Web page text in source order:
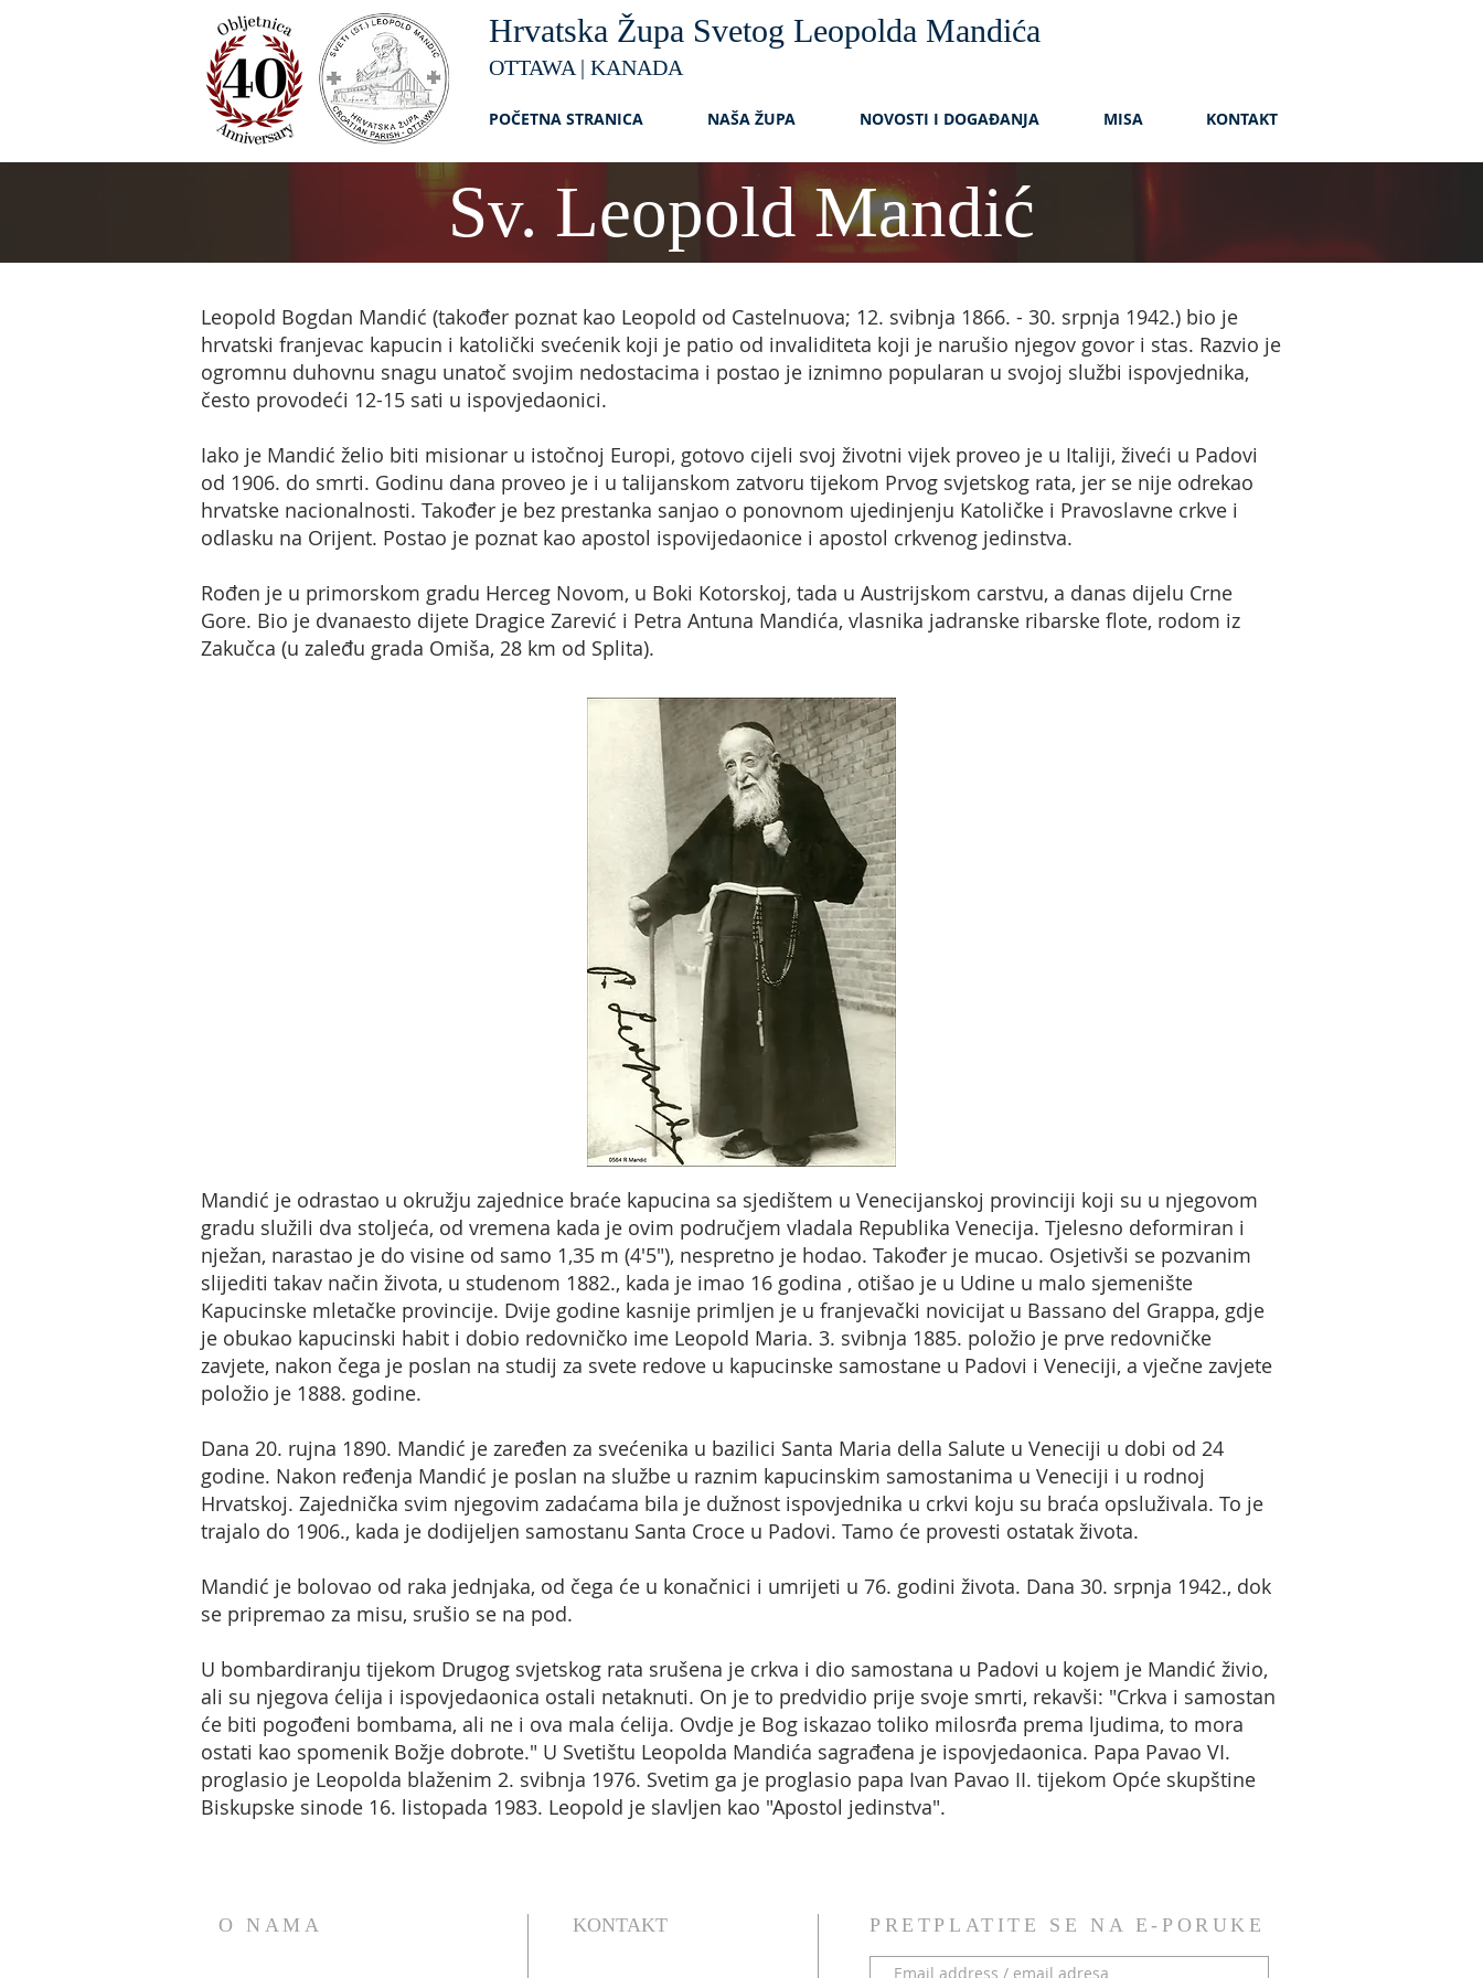
Hrvatska Župa Svetog Leopolda Mandića
OTTAWA | KANADA
POČETNA STRANICA NAŠA ŽUPA NOVOSTI I DOGAĐANJA MISA KONTAKT
Sv. Leopold Mandić
Leopold Bogdan Mandić (također poznat kao Leopold od Castelnuova; 12. svibnja 1866. - 30. srpnja 1942.) bio je
hrvatski franjevac kapucin i katolički svećenik koji je patio od invaliditeta koji je narušio njegov govor i stas. Razvio je
ogromnu duhovnu snagu unatoč svojim nedostacima i postao je iznimno popularan u svojoj službi ispovjednika,
često provodeći 12-15 sati u ispovjedaonici.
Iako je Mandić želio biti misionar u istočnoj Europi, gotovo cijeli svoj životni vijek proveo je u Italiji, živeći u Padovi
od 1906. do smrti. Godinu dana proveo je i u talijanskom zatvoru tijekom Prvog svjetskog rata, jer se nije odrekao
hrvatske nacionalnosti. Također je bez prestanka sanjao o ponovnom ujedinjenju Katoličke i Pravoslavne crkve i
odlasku na Orijent. Postao je poznat kao apostol ispovijedaonice i apostol crkvenog jedinstva.
Rođen je u primorskom gradu Herceg Novom, u Boki Kotorskoj, tada u Austrijskom carstvu, a danas dijelu Crne
Gore. Bio je dvanaesto dijete Dragice Zarević i Petra Antuna Mandića, vlasnika jadranske ribarske flote, rodom iz
Zakučca (u zaleđu grada Omiša, 28 km od Splita).
Mandić je odrastao u okružju zajednice braće kapucina sa sjedištem u Venecijanskoj provinciji koji su u njegovom
gradu služili dva stoljeća, od vremena kada je ovim područjem vladala Republika Venecija. Tjelesno deformiran i
nježan, narastao je do visine od samo 1,35 m (4'5"), nespretno je hodao. Također je mucao. Osjetivši se pozvanim
slijediti takav način života, u studenom 1882., kada je imao 16 godina , otišao je u Udine u malo sjemenište
Kapucinske mletačke provincije. Dvije godine kasnije primljen je u franjevački novicijat u Bassano del Grappa, gdje
je obukao kapucinski habit i dobio redovničko ime Leopold Maria. 3. svibnja 1885. položio je prve redovničke
zavjete, nakon čega je poslan na studij za svete redove u kapucinske samostane u Padovi i Veneciji, a vječne zavjete
položio je 1888. godine.
Dana 20. rujna 1890. Mandić je zaređen za svećenika u bazilici Santa Maria della Salute u Veneciji u dobi od 24
godine. Nakon ređenja Mandić je poslan na službe u raznim kapucinskim samostanima u Veneciji i u rodnoj
Hrvatskoj. Zajednička svim njegovim zadaćama bila je dužnost ispovjednika u crkvi koju su braća opsluživala. To je
trajalo do 1906., kada je dodijeljen samostanu Santa Croce u Padovi. Tamo će provesti ostatak života.
Mandić je bolovao od raka jednjaka, od čega će u konačnici i umrijeti u 76. godini života. Dana 30. srpnja 1942., dok
se pripremao za misu, srušio se na pod.
U bombardiranju tijekom Drugog svjetskog rata srušena je crkva i dio samostana u Padovi u kojem je Mandić živio,
ali su njegova ćelija i ispovjedaonica ostali netaknuti. On je to predvidio prije svoje smrti, rekavši: "Crkva i samostan
će biti pogođeni bombama, ali ne i ova mala ćelija. Ovdje je Bog iskazao toliko milosrđa prema ljudima, to mora
ostati kao spomenik Božje dobrote." U Svetištu Leopolda Mandića sagrađena je ispovjedaonica. Papa Pavao VI.
proglasio je Leopolda blaženim 2. svibnja 1976. Svetim ga je proglasio papa Ivan Pavao II. tijekom Opće skupštine
Biskupske sinode 16. listopada 1983. Leopold je slavljen kao "Apostol jedinstva".
O NAMA KONTAKT PRETPLATITE SE NA E-PORUKE